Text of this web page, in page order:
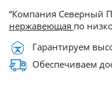
“Компания Северный
нержавеющая по
Гарантируем
Обеспечиваем